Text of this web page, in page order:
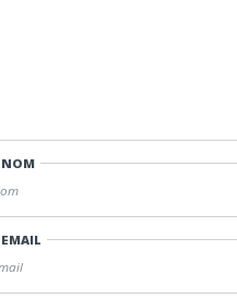
NOM
EMAIL